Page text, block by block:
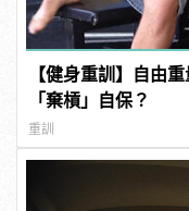
【健身重訓】自由
「棄槓」自保？
重訓